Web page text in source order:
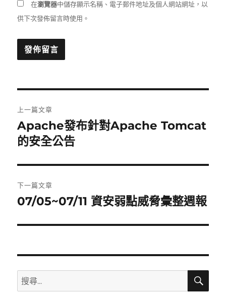
在瀏覽器中儲存顯示名稱、電子郵件地址及個人網站網址，以
供下次發佈留言時使用。
章
導
覽
上一篇文章
上
一
文
章:
Apache發布針對Apache Tomcat
的安全公告
下一篇文章
下
篇
章:
07/05~07/11 資安弱點威脅彙整週報
搜
尋
搜